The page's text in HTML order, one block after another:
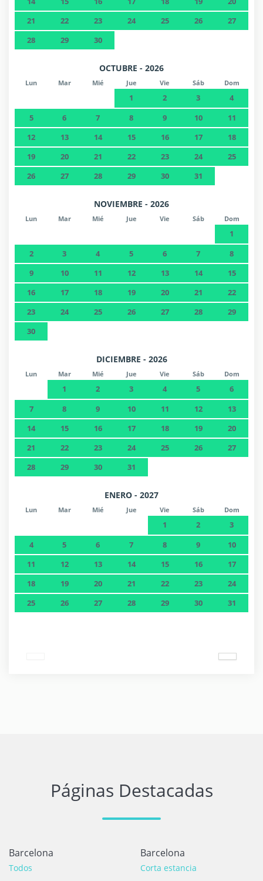
21
22 23 24 25 26
27
28
29 30
OCTUBRE - 2026
Lun Mar Mié Jue Vie Sáb Dom
1 2 3
4
5
6 7 8 9 10
11
12
13 14 15 16 17
18
19
20 21 22 23 24
25
26
27 28 29 30 31
NOVIEMBRE - 2026
Lun Mar Mié Jue Vie Sáb Dom
1
2
3 4 5 6 7
8
9
10 11 12 13 14
15
16
17 18 19 20 21
22
23
24 25 26 27 28
29
30
DICIEMBRE - 2026
Lun Mar Mié Jue Vie Sáb Dom
1 2 3 4 5
6
7
8 9 10 11 12
13
14
15 16 17 18 19
20
21
22 23 24 25 26
27
28
29 30 31
ENERO - 2027
Lun Mar Mié Jue Vie Sáb Dom
1 2
3
4
5 6 7 8 9
10
11
12 13 14 15 16
17
18
19 20 21 22 23
24
25
26 27 28 29 30 31
Páginas Destacadas
Barcelona
Todos
Barcelona
Corta estancia